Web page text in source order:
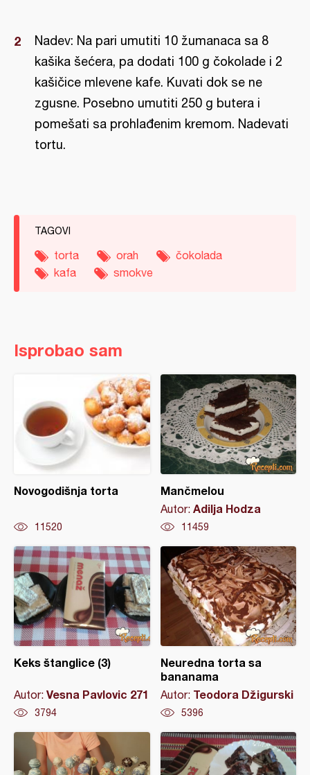
Nadev: Na pari umutiti 10 žumanaca sa 8
kašika šećera, pa dodati 100 g čokolade i 2
kašičice mlevene kafe. Kuvati dok se ne
zgusne. Posebno umutiti 250 g butera i
pomešati sa prohlađenim kremom. Nadevati
tortu.
TAGOVI
torta orah
čokolada
kafa
smokve
Isprobao sam
Novogodišnja torta
11520
Mančmelou
Autor: Adilja Hodza
11459
Keks štanglice (3)
Autor: Vesna Pavlovic 271
3794
Neuredna torta sa
bananama
Autor: Teodora Džigurski
5396